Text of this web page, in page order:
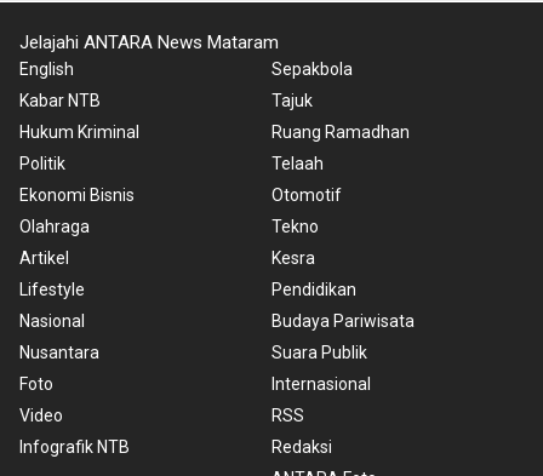
Jelajahi ANTARA News Mataram
English
Kabar NTB
Hukum Kriminal
Politik
Ekonomi Bisnis
Olahraga
Artikel
Lifestyle
Nasional
Nusantara
Foto
Video
Infografik NTB
Sepakbola
Tajuk
Ruang Ramadhan
Telaah
Otomotif
Tekno
Kesra
Pendidikan
Budaya Pariwisata
Suara Publik
Internasional
RSS
Redaksi